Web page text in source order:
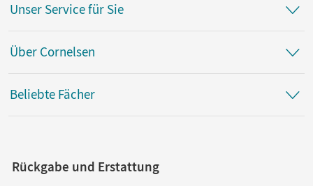
Unser Service für Sie
Über Cornelsen
Beliebte Fächer
Rückgabe und Erstattung